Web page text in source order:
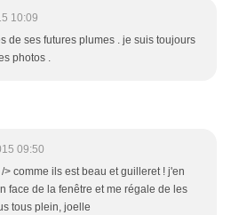
10:09
de ses futures plumes . je suis toujours
photos .
09:50
comme ils est beau et guilleret ! j'en
face de la fenêtre et me régale de les
tous plein, joelle